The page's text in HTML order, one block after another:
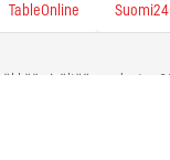
TableOnline Suomi24